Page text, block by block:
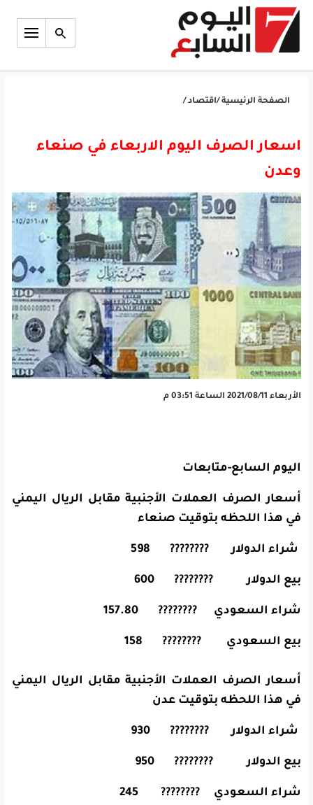
الصفحة الرئيسية /اقتصاد /
اسعار الصرف اليوم الاربعاء في صنعاء
وعدن
الأربعاء 2021/08/11 الساعة 03:51 م
اليوم السابع-متابعات
أسعار الصرف العملات الأجنبية مقابل الريال اليمني
في هذا اللحظه بتوقيت صنعاء
شراء الدولار ???????? 598
بيع الدولار ???????? 600
شراء السعودي ???????? 157.80
بيع السعودي ???????? 158
أسعار الصرف العملات الأجنبية مقابل الريال اليمني
في هذا اللحظه بتوقيت عدن
شراء الدولار ???????? 930
بيع الدولار ???????? 950
شراء السعودي ???????? 245